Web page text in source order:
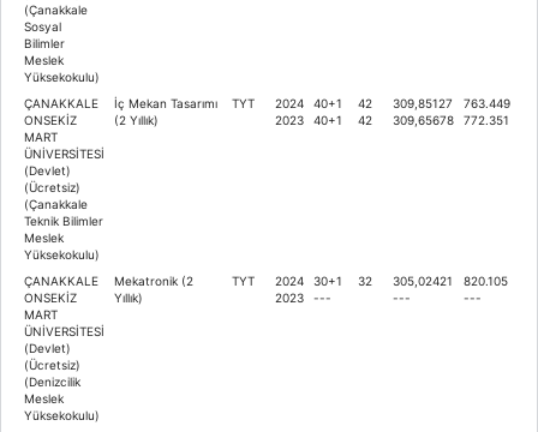
(Çanakkale
Sosyal
Bilimler
Meslek
Yüksekokulu)
ÇANAKKALE
ONSEKİZ
MART
ÜNİVERSİTESİ
(Devlet)
(Ücretsiz)
(Çanakkale
Teknik Bilimler
Meslek
Yüksekokulu)
İç Mekan Tasarımı
(2 Yıllık)
TYT
2024
2023
40+1
40+1
42
42
309,85127
309,65678
763.449
772.351
ÇANAKKALE
ONSEKİZ
MART
ÜNİVERSİTESİ
(Devlet)
(Ücretsiz)
(Denizcilik
Meslek
Yüksekokulu)
Mekatronik (2
Yıllık)
TYT
2024
2023
30+1
---
32
305,02421
---
820.105
---